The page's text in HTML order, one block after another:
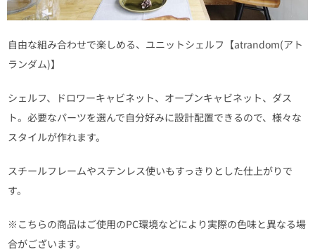
自由な組み合わせで楽しめる、ユニットシェルフ【atrandom(アト
ランダム)】
シェルフ、ドロワーキャビネット、オープンキャビネット、ダス
ト。必要なパーツを選んで自分好みに設計配置できるので、様々な
スタイルが作れます。
スチールフレームやステンレス使いもすっきりとした仕上がりで
す。
※こちらの商品はご使用のPC環境などにより実際の色味と異なる場
合がございます。